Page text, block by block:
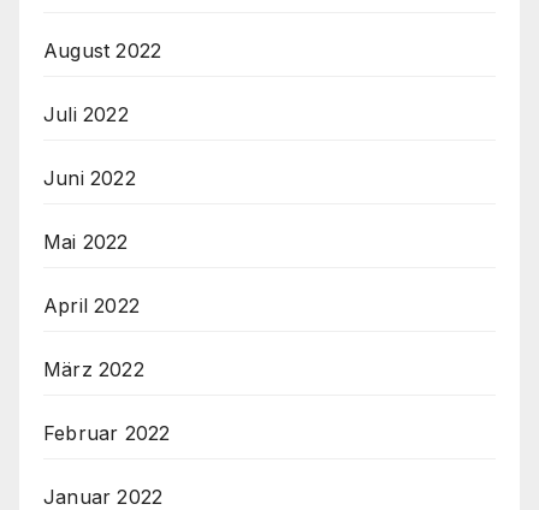
August 2022
Juli 2022
Juni 2022
Mai 2022
April 2022
März 2022
Februar 2022
Januar 2022